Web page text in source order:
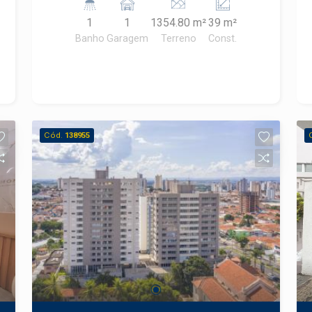
da Praça José Bonifácio, Restaurante
Monte Sul, Cacau Show, Cartório.
1
Banho
1
Garagem
1354.80 m²
Terreno
39 m²
Const.
Cód. 138955